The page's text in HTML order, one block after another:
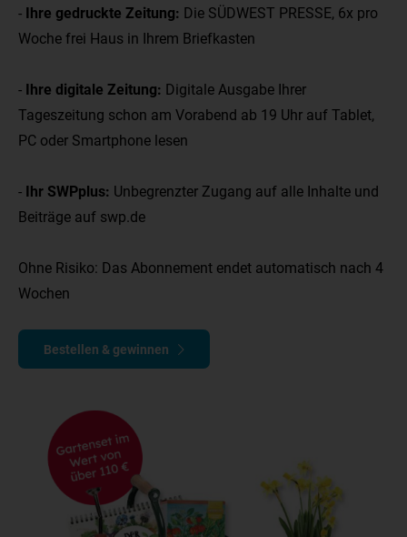
- Ihre gedruckte Zeitung: Die SÜDWEST PRESSE, 6x pro
Woche frei Haus in Ihrem Briefkasten
- Ihre digitale Zeitung: Digitale Ausgabe Ihrer
Tageszeitung schon am Vorabend ab 19 Uhr auf Tablet,
PC oder Smartphone lesen
- Ihr SWPplus: Unbegrenzter Zugang auf alle Inhalte und
Beiträge auf swp.de
Ohne Risiko: Das Abonnement endet automatisch nach 4
Wochen
Bestellen & gewinnen